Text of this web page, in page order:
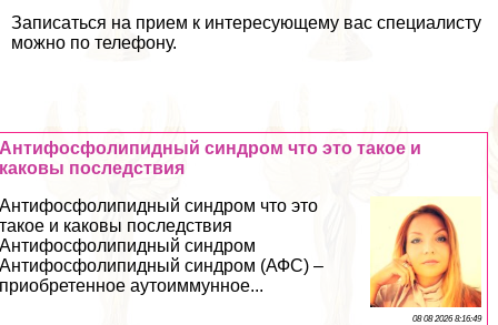
Записаться на прием к интересующему вас специалисту
можно по телефону.
Антифосфолипидный синдром что это такое и
каковы последствия
Антифосфолипидный синдром что это
такое и каковы последствия
Антифосфолипидный синдром
Антифосфолипидный синдром (АФС) –
приобретенное аутоиммунное...
08 08 2026 8:16:49